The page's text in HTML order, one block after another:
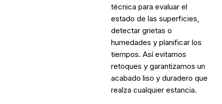
técnica para evaluar el
estado de las superficies,
detectar grietas o
humedades y planificar los
tiempos. Así evitamos
retoques y garantizamos un
acabado liso y duradero que
realza cualquier estancia.